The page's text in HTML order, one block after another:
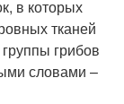
в которых
тканей
грибов
словами –